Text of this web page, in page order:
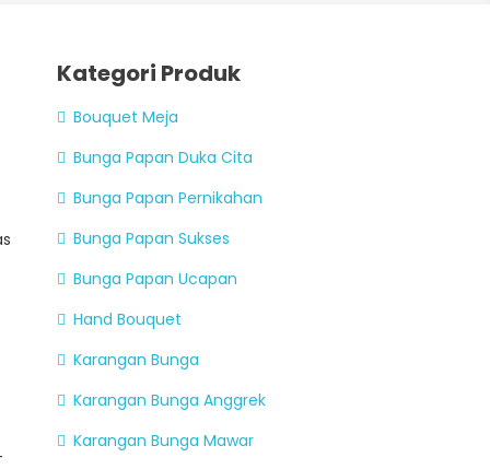
Kategori Produk
Bouquet Meja
Bunga Papan Duka Cita
Bunga Papan Pernikahan
Bunga Papan Sukses
Bunga Papan Ucapan
Hand Bouquet
Karangan Bunga
Karangan Bunga Anggrek
Karangan Bunga Mawar